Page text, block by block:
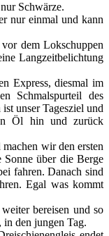
Schwärze.
nur einmal und kann
dem Lokschuppen
Langzeitbelichtung
Express, diesmal im
Schmalspurteil des
unser Tagesziel und
Öl hin und zurück
wir den ersten
über die Berge
fahren. Danach sind
Egal was kommt
bereisen und so
den jungen Tag.